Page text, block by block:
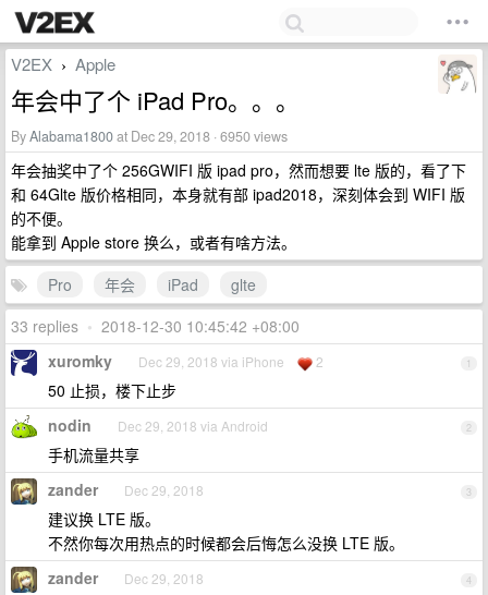
V2EX › Apple
年会中了个 iPad Pro。。。
ByAlabama1800at Dec 29, 2018 · 6950 views
年会抽奖中了个 256GWIFI 版 ipad pro，然而想要 lte 版的，看了下
和 64Glte 版价格相同，本身就有部 ipad2018，深刻体会到 WIFI 版
的不便。
能拿到 Apple store 换么，或者有啥方法。
Pro
年会 iPad
glte
33 replies • 2018-12-30 10:45:42 +08:00
1
xuromky Dec 29, 2018 via iPhone 2
50 止损，楼下止步
2
nodin Dec 29, 2018 via Android
手机流量共享
3
zander Dec 29, 2018
建议换 LTE 版。
不然你每次用热点的时候都会后悔怎么没换 LTE 版。
4
zander Dec 29, 2018